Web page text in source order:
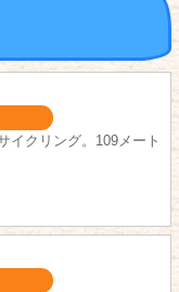
イクリング。109メート